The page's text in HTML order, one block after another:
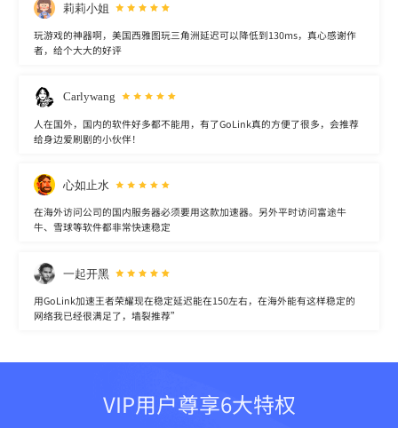
莉莉小姐
玩游戏的神器啊，美国西雅图玩三角洲延迟可以降低到130ms，真心感谢作
者，给个大大的好评
Carlywang
人在国外，国内的软件好多都不能用，有了GoLink真的方便了很多，会推荐
给身边爱刷剧的小伙伴！
心如止水
在海外访问公司的国内服务器必须要用这款加速器。另外平时访问富途牛
牛、雪球等软件都非常快速稳定
一起开黑
用GoLink加速王者荣耀现在稳定延迟能在150左右，在海外能有这样稳定的
网络我已经很满足了，墙裂推荐”
VIP用户尊享6大特权